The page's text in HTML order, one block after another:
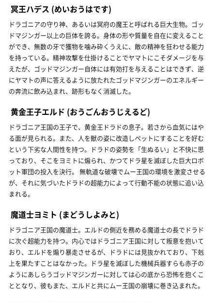
冥王ハデス (めいおうはです)
ドラゴニアの守り神、あるいは冥府の魔王と呼ばれる巨大生物。ゴッ
ドマジンガー以上の巨体を誇る。身体の形や質量を自在に変えること
ができ、無数の牙で獲物を噛み砕くうえに、敵の精神を狂わせる能力
を持っている。精神攻撃を仕掛けることでヤマトにこそダメージを与
えたが、ゴッドマジンガー自体には有効打を与えることはできず、逆
にヤマトの声に答えるように放たれたゴッドマジンガーのエネルギー
の奔流に飲み込まれ、跡形もなく消滅した。
黄金王子エルド (おうごんおうじえるど)
ドラゴニア王国の王子で、黄金王ドラドの息子。若さから血気にはや
る面が見られる。また、人を獣の姿に改造しペットにすることを好む
という下劣な人間性を持つ。ドラドの姿勢を「生ぬるい」と不快に思
っており、そこをヨミトに煽られ、かつてドラ星を滅ぼした巨大ロボ
ット軍団の投入を決行。 無軌道な破壊でムー王国の環境を激変させる
が、それに気づいたドラドの超能力によって行動不能の状態に追い込
まれる。
魔道士ヨミト (まどうしよみと)
ドラゴニア王国の魔道士。エルドの側近を務める魔道士の長でドラド
に次ぐ超能力を持つ。内心ではドラゴニア王国に対して叛意を抱いて
おり、エルドを煽り暴走させるが、ドラドには見抜かれており、下剋
上を果たすことはなかった。ドラ星を滅ぼした機械兵器すらも赤子の
ようにあしらうゴッドマジンガーに対しては心の底から恐怖を抱くこ
ととなり、彼もまた、エルドと共にムー王国の崩壊に巻き込まれた。